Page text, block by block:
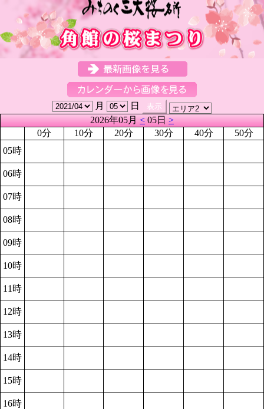
月
日
2026年05月<05日>
0分
10分 20分 30分 40分
50分
05時
06時
07時
08時
09時
10時
11時
12時
13時
14時
15時
16時